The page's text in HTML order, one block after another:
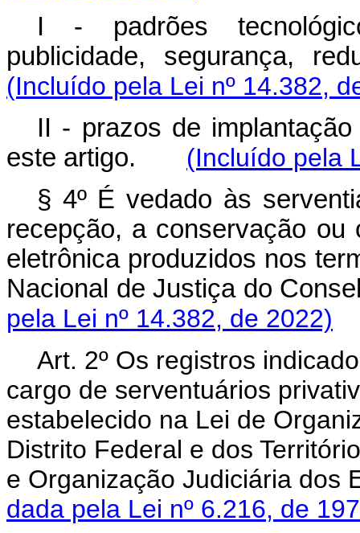
I - padrões
publicidade, segurança,
(Incluído pela Lei nº 14.382,
II - prazos de
este artigo. (Incluído pela
§ 4º É vedado às
recepção, a conservação
eletrônica produzidos nos
Nacional de Justiça do
pela Lei nº 14.382, de 2022)
Art. 2º Os registros
cargo de serventuários
estabelecido na Lei de
Distrito Federal e dos
e Organização Judiciária
dada pela Lei nº 6.216, de